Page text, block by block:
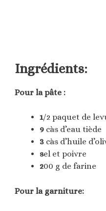
Ingrédients:
Pour la pâte :
1/2 paquet de
9 càs d’eau tiède
3 càs d’huile
sel et poivre
200 g de farine
Pour la garniture: